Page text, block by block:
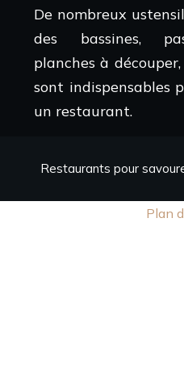
De nombreux
des bassines,
planches à
sont indispensables
un restaurant.
Restaurants pour
Plan